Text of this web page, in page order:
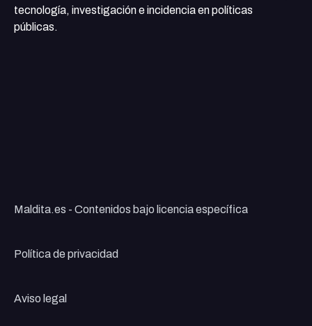
tecnología, investigación e incidencia en políticas
públicas.
Maldita.es - Contenidos bajo licencia específica
Política de privacidad
Aviso legal